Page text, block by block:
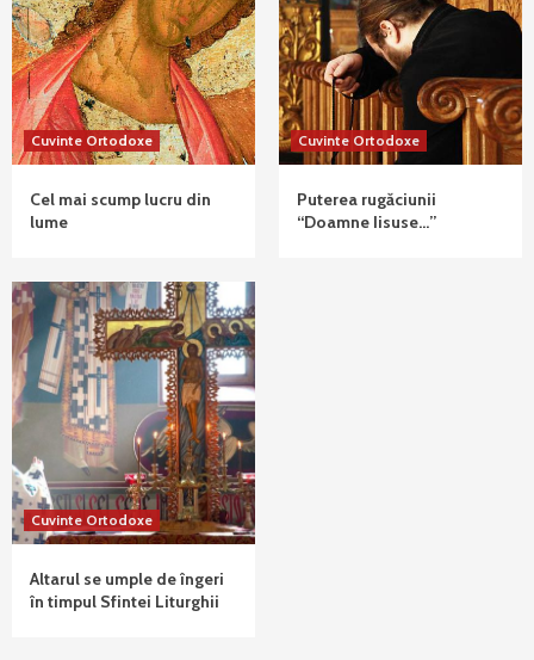
Cuvinte Ortodoxe
Cel mai scump lucru din
lume
Cuvinte Ortodoxe
Puterea rugăciunii
“Doamne Iisuse…”
Cuvinte Ortodoxe
Altarul se umple de îngeri
în timpul Sfintei Liturghii